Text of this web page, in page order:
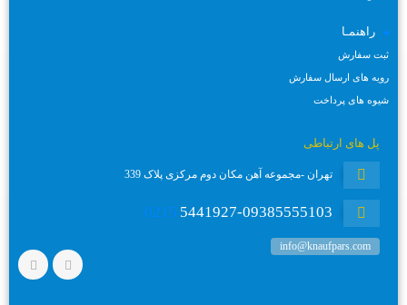
راهنمـا
ثبت سفارش
رویه های ارسال سفارش
شیوه های پرداخت
پل های ارتباطی
تهران -مجموعه آهن مکان دوم مرکزی پلاک 339
0215 5441927-09385555103
info@knaufpars.com